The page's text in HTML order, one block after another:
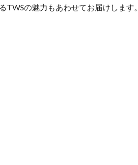
TWSの魅力もあわせてお届けします。